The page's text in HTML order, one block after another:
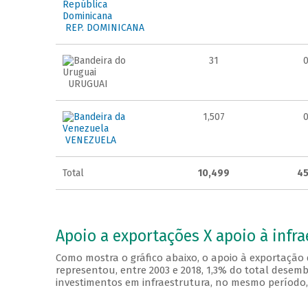
REP. DOMINICANA
URUGUAI
31 0
VENEZUELA
1,507 0
Total 10,499
Apoio a exportações X apoio à
Como mostra o gráfico abaixo, o apoio à
representou, entre 2003 e 2018, 1,3% do total
investimentos em infraestrutura, no mesmo